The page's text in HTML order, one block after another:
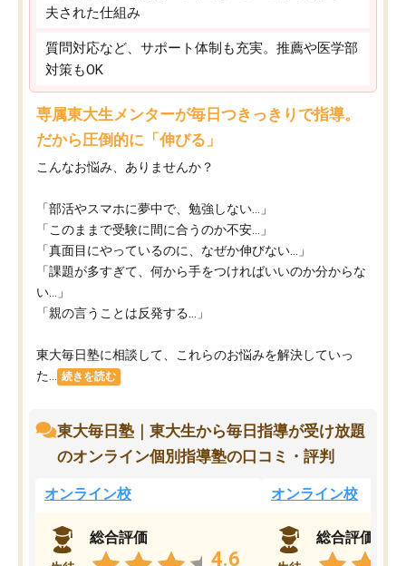
夫された仕組み
質問対応など、サポート体制も充実。推薦や医学部
対策もOK
専属東大生メンターが毎日つきっきりで指導。
だから圧倒的に「伸びる」
こんなお悩み、ありませんか？
「部活やスマホに夢中で、勉強しない…」
「このままで受験に間に合うのか不安…」
「真面目にやっているのに、なぜか伸びない…」
「課題が多すぎて、何から手をつければいいのか分からな
い…」
「親の言うことは反発する…」
東大毎日塾に相談して、これらのお悩みを解決していっ
た...
続きを読む
東大毎日塾｜東大生から毎日指導が受け放題
のオンライン個別指導塾の口コミ・評判
オンライン校
総合評価
4.6
オンライン校
総合評価